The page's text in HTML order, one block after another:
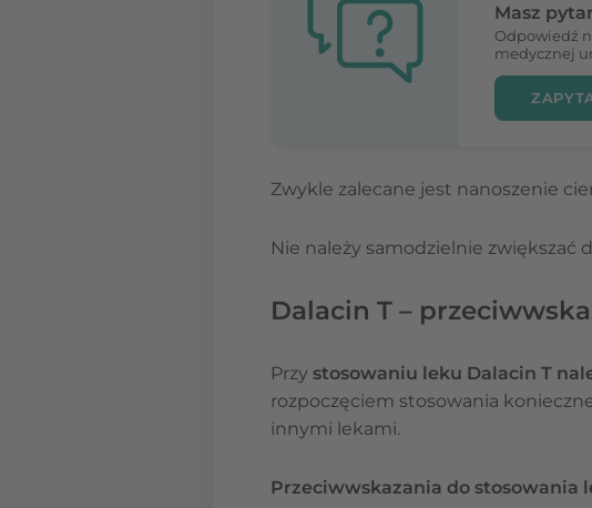
Masz
Odpowiedź
medycznej
Zwykle zalecane jest nanoszenie
Nie należy samodzielnie zwiększać
Dalacin T –
Przy stosowaniu leku Dalacin T
rozpoczęciem stosowania
innymi lekami.
Przeciwwskazania do stosowania